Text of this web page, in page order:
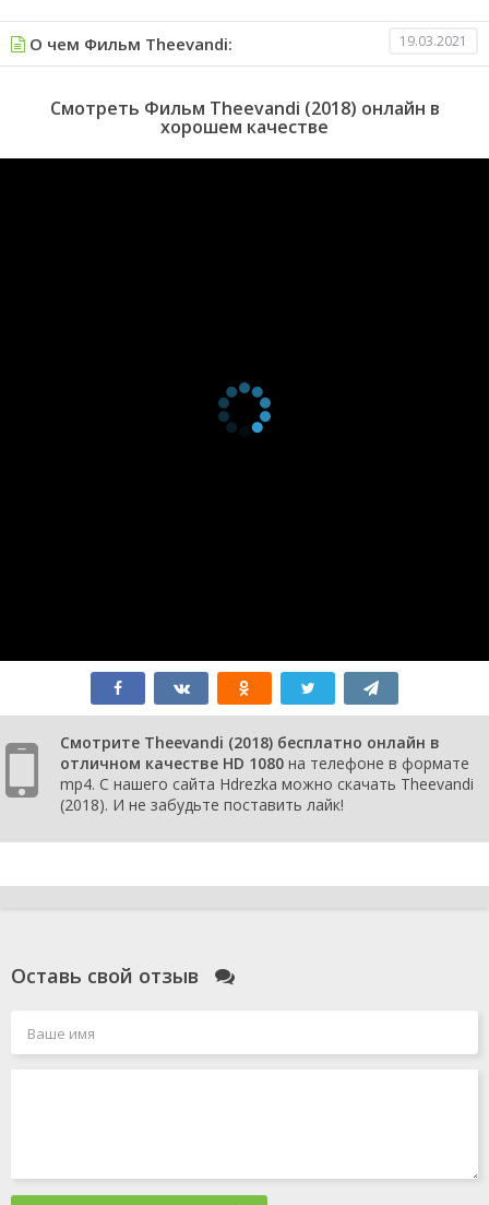
О чем Фильм Theevandi: 19.03.2021
Смотреть Фильм Theevandi (2018) онлайн в
хорошем качестве
Смотрите Theevandi (2018) бесплатно онлайн в
отличном качестве HD 1080 на телефоне в формате
mp4. С нашего сайта Hdrezka можно скачать Theevandi
(2018). И не забудьте поставить лайк!
Оставь свой отзыв